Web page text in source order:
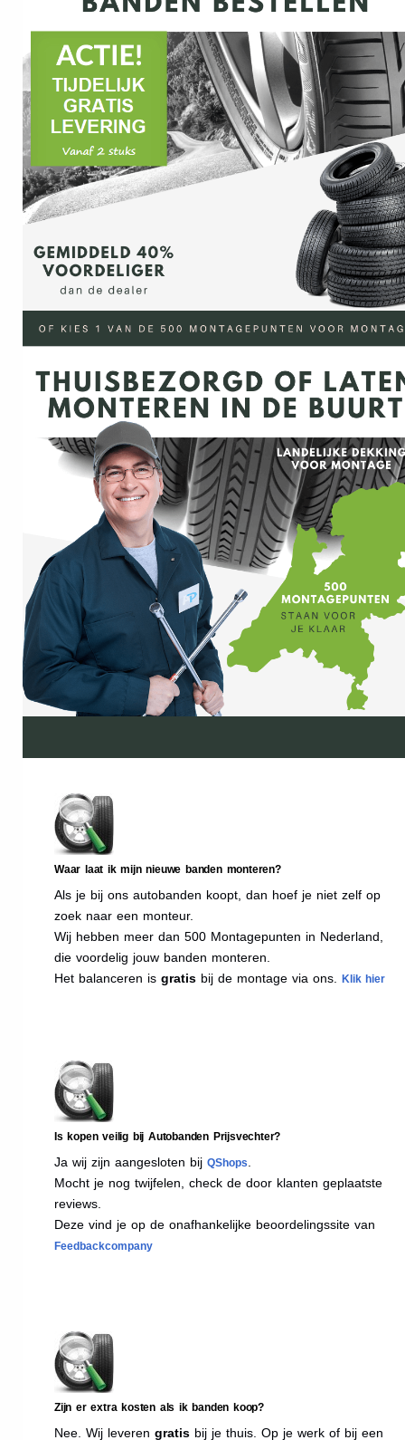
Waar laat ik mijn nieuwe banden monteren?
Als je bij ons autobanden koopt, dan hoef je niet zelf op
zoek naar een monteur.
Wij hebben meer dan 500 Montagepunten in Nederland,
die voordelig jouw banden monteren.
Het balanceren is gratis bij de montage via ons. Klik hier
Is kopen veilig bij Autobanden Prijsvechter?
Ja wij zijn aangesloten bij QShops
Mocht je nog twijfelen, check de door klanten geplaatste
reviews.
Deze vind je op de onafhankelijke beoordelingssite van
Feedbackcompany
Zijn er extra kosten als ik banden koop?
Nee. Wij leveren gratis bij je thuis. Op je werk of bij een